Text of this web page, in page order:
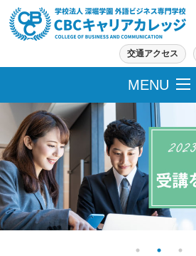
交通アクセス
MENU